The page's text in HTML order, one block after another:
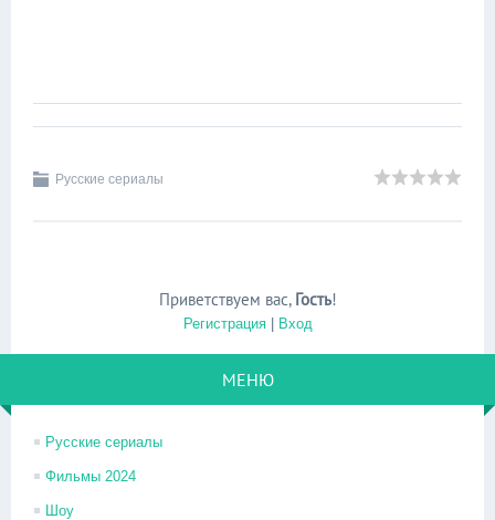
Русские сериалы
Приветствуем вас, Гость!
Регистрация| Вход
МЕНЮ
Русские сериалы
Фильмы 2024
Шоу